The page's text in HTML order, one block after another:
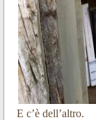
E c’è dell’altro.